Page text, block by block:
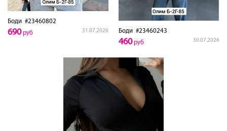
Боди #23460802
31.07.2026
690руб Боди #23460243
30.07.2026
460руб